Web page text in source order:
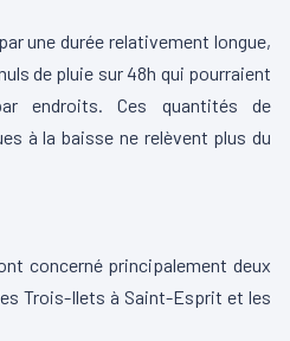
une durée relativement longue,
de pluie sur 48h qui pourraient
endroits. Ces quantités de
à la baisse ne relèvent plus du
concerné principalement deux
Trois-Ilets à Saint-Esprit et les